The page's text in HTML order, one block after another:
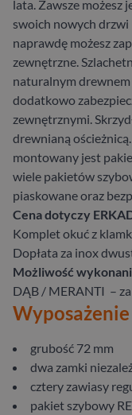
lata. Zawsze możesz
swoich nowych drzwi
naprawdę możesz
zewnętrzne.
naturalnym
dodatkowo
zewnętrznymi.
drewnianą
montowany jest
wiele pakietów
piaskowane oraz
Cena dotyczy
Komplet okuć z
Dopłata za inox
Możliwość
DĄB / MERANTI –
Wyposażenie
grubość 72 mm
dwa zamki
cztery zawiasy
pakiet szybowy